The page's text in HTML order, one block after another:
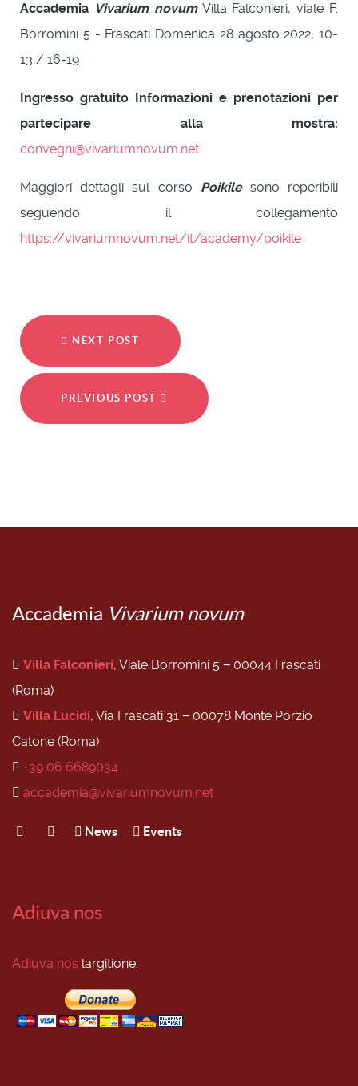
Accademia Vivarium novumVilla Falconieri, viale F.
Borromini 5 - Frascati Domenica 28 agosto 2022, 10-
13 / 16-19
Ingresso gratuito Informazioni e prenotazioni per
partecipare alla mostra:
convegni@vivariumnovum.net
Maggiori dettagli sul corso Poikilesono reperibili
seguendo il collegamento
https://vivariumnovum.net/it/academy/poikile
NEXT POST
PREVIOUS POST
Accademia Vivarium novum
Villa Falconieri, Viale Borromini 5 − 00044 Frascati
(Roma)
Villa Lucidi, Via Frascati 31 − 00078 Monte Porzio
Catone (Roma)
+39 06 6689034
accademia@vivariumnovum.net
News Events
Adiuva nos
Adiuva nos largitione: